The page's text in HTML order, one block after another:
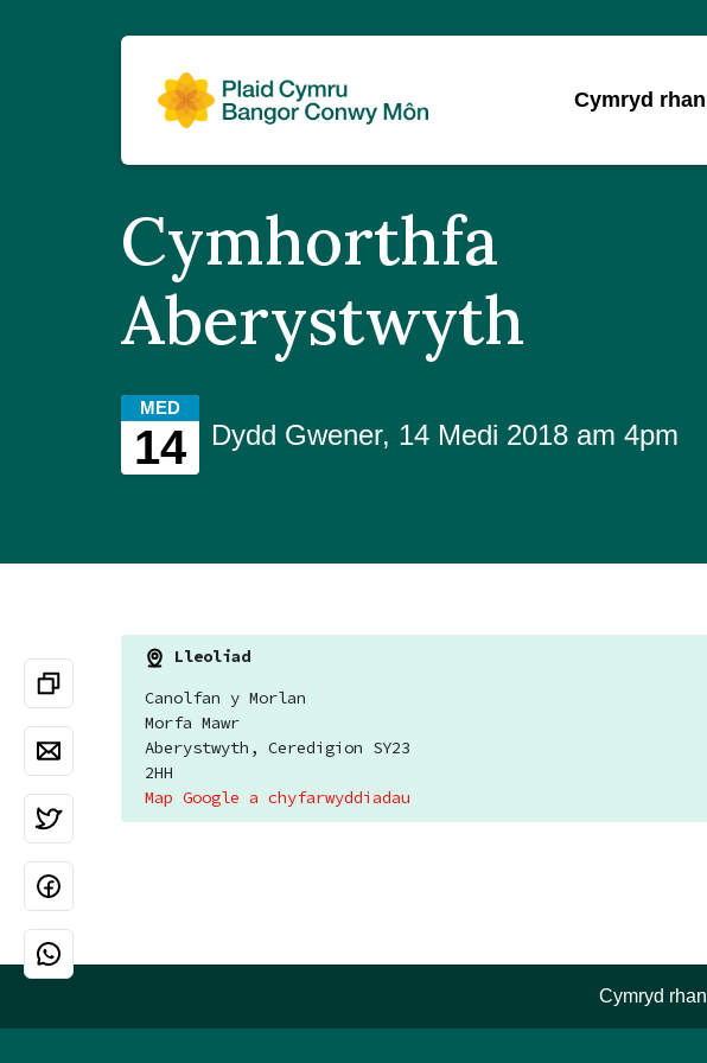
Cymryd rhan
Cymhorthfa
Aberystwyth
MED
14 Dydd Gwener, 14 Medi 2018 am 4pm
Lleoliad
Canolfan y Morlan
Morfa Mawr
Aberystwyth, Ceredigion SY23
2HH
Map Google a chyfarwyddiadau
Cymryd rhan